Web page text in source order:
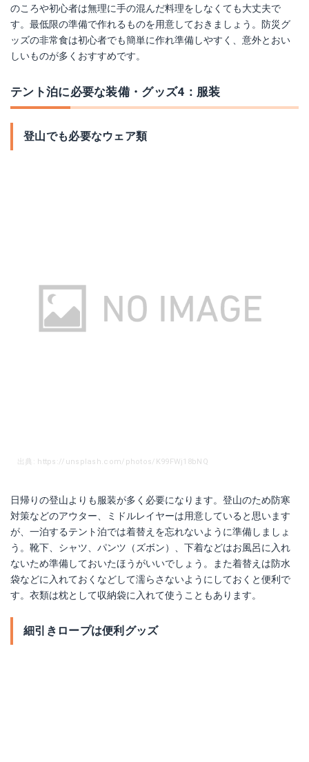
のころや初心者は無理に手の混んだ料理をしなくても大丈夫で
す。最低限の準備で作れるものを用意しておきましょう。防災グ
ッズの非常食は初心者でも簡単に作れ準備しやすく、意外とおい
しいものが多くおすすめです。
テント泊に必要な装備・グッズ4：服装
登山でも必要なウェア類
出典: https://unsplash.com/photos/K99FWj18bNQ
日帰りの登山よりも服装が多く必要になります。登山のため防寒
対策などのアウター、ミドルレイヤーは用意していると思います
が、一泊するテント泊では着替えを忘れないように準備しましょ
う。靴下、シャツ、パンツ（ズボン）、下着などはお風呂に入れ
ないため準備しておいたほうがいいでしょう。また着替えは防水
袋などに入れておくなどして濡らさないようにしておくと便利で
す。衣類は枕として収納袋に入れて使うこともあります。
細引きロープは便利グッズ